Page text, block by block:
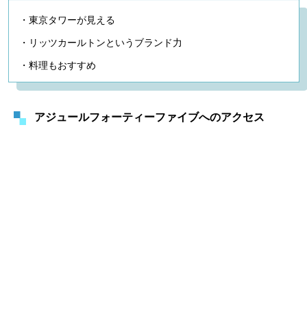
・東京タワーが見える
・リッツカールトンというブランド力
・料理もおすすめ
アジュールフォーティーファイブへのアクセス